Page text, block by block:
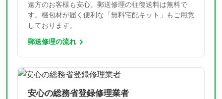
遠方のお客様も安心。郵送修理の往復送料は無料で
す。梱包材が届く便利な「無料宅配キット」もご用意
しております。
郵送修理の流れ
安心の総務省登録修理業者